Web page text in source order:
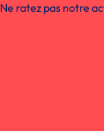
Ne ratez pas notre